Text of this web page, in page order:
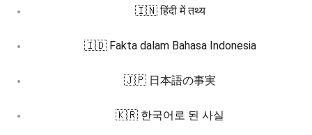
🇮🇳 हिंदी में तथ्य
🇮🇩 Fakta dalam Bahasa Indonesia
🇯🇵 日本語の事実
🇰🇷 한국어로 된 사실